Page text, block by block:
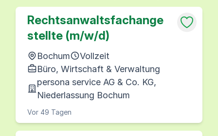
Rechtsanwaltsfachange
stellte (m/w/d)
Bochum
Vollzeit
Büro, Wirtschaft & Verwaltung
persona service AG & Co. KG,
Niederlassung Bochum
Vor 49 Tagen